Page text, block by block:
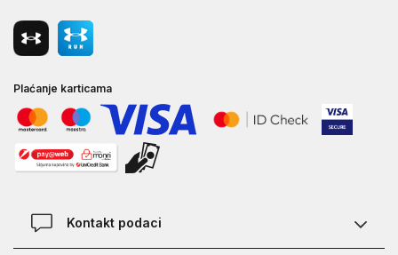
Plaćanje karticama
Kontakt podaci